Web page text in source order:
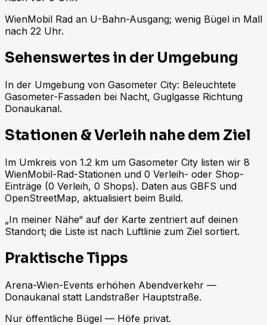
WienMobil Rad an U-Bahn-Ausgang; wenig Bügel in Mall
nach 22 Uhr.
Sehenswertes in der Umgebung
In der Umgebung von Gasometer City: Beleuchtete
Gasometer-Fassaden bei Nacht, Guglgasse Richtung
Donaukanal.
Stationen & Verleih nahe dem Ziel
Im Umkreis von 1.2 km um Gasometer City listen wir 8
WienMobil-Rad-Stationen und 0 Verleih- oder Shop-
Einträge (0 Verleih, 0 Shops). Daten aus GBFS und
OpenStreetMap, aktualisiert beim Build.
„In meiner Nähe“ auf der Karte zentriert auf deinen
Standort; die Liste ist nach Luftlinie zum Ziel sortiert.
Praktische Tipps
Arena-Wien-Events erhöhen Abendverkehr —
Donaukanal statt Landstraßer Hauptstraße.
Nur öffentliche Bügel — Höfe privat.